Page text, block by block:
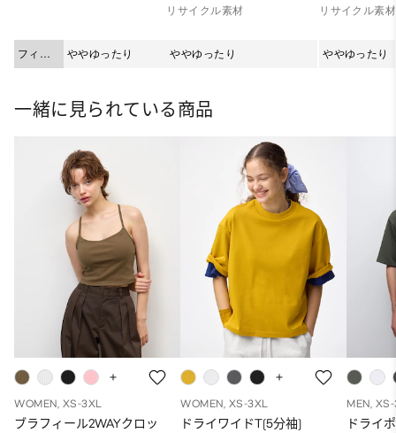
フィッ
ト
ややゆったり
リサイクル素材
ややゆったり
リサイクル素材
ややゆったり
一緒に見られている商品
WOMEN, XS-3XL
ブラフィール2WAYクロッ
WOMEN, XS-3XL
ドライワイドT(5分袖)
MEN,
ドライ